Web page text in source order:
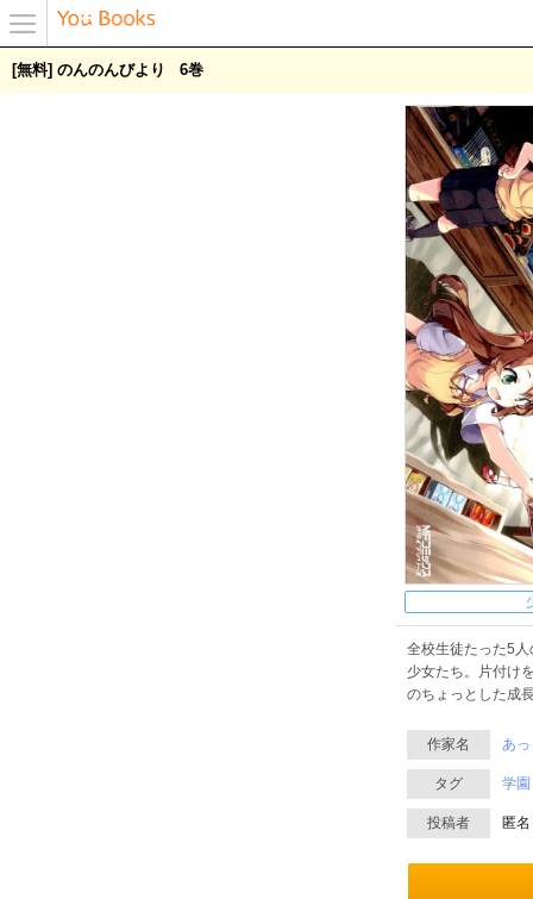
ー
[無料] のんのんびより 6
全校生徒たった5
少女たち。片付け
のちょっとした成
作家名 あ
タグ 学園
投稿者 匿